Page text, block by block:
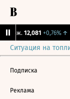
Бирж. 12,081 +0,76%↑
Ситуация на
Подписка
Реклама